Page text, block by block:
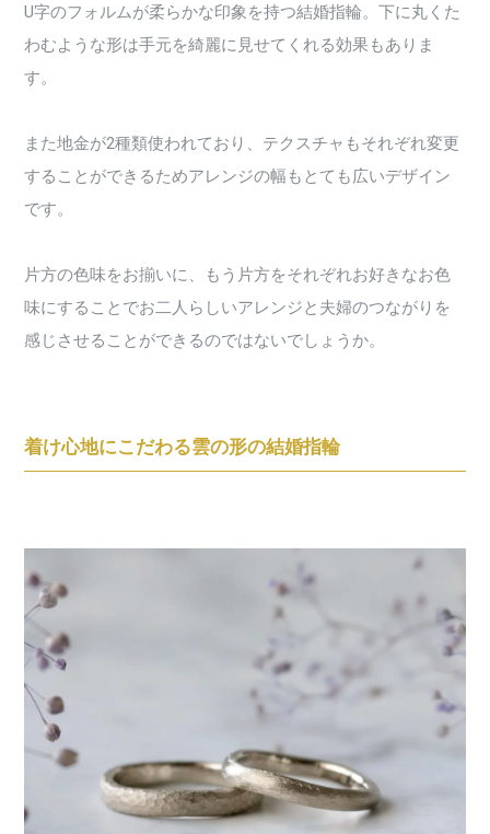
U字のフォルムが柔らかな印象を持つ結婚指輪。下に丸くた
わむような形は手元を綺麗に見せてくれる効果もありま
す。
また地金が2種類使われており、テクスチャもそれぞれ変更
することができるためアレンジの幅もとても広いデザイン
です。
片方の色味をお揃いに、もう片方をそれぞれお好きなお色
味にすることでお二人らしいアレンジと夫婦のつながりを
感じさせることができるのではないでしょうか。
着け心地にこだわる雲の形の結婚指輪